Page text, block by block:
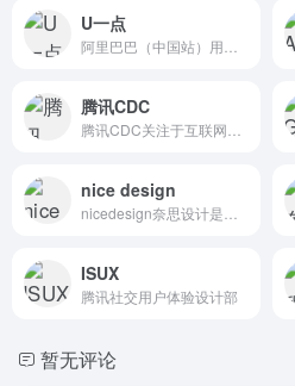
U一点
腾讯CDC
nice design
ISUX
腾讯社交用户体验设计部
暂无评论